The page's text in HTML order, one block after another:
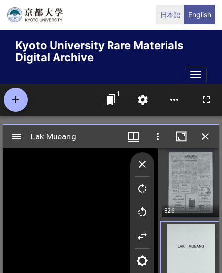
Skip
content
日本語 English
Kyoto University Rare Materials
Digital Archive
Toggle